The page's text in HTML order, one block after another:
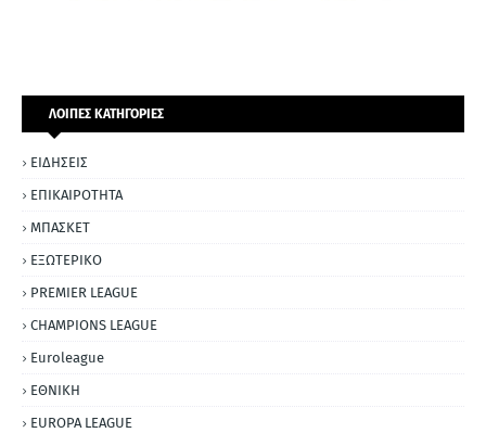
ΛΟΙΠΕΣ ΚΑΤΗΓΟΡΙΕΣ
ΕΙΔΗΣΕΙΣ
ΕΠΙΚΑΙΡΟΤΗΤΑ
ΜΠΑΣΚΕΤ
ΕΞΩΤΕΡΙΚΟ
PREMIER LEAGUE
CHAMPIONS LEAGUE
Euroleague
ΕΘΝΙΚΗ
EUROPA LEAGUE